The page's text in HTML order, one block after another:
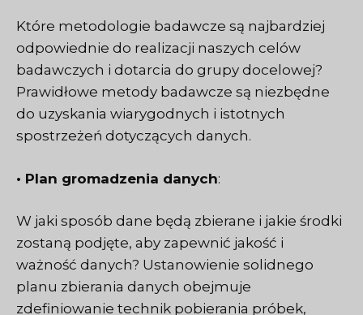
Które metodologie badawcze są najbardziej
odpowiednie do realizacji naszych celów
badawczych i dotarcia do grupy docelowej?
Prawidłowe metody badawcze są niezbędne
do uzyskania wiarygodnych i istotnych
spostrzeżeń dotyczących danych.
• Plan gromadzenia danych:
W jaki sposób dane będą zbierane i jakie środki
zostaną podjęte, aby zapewnić jakość i
ważność danych? Ustanowienie solidnego
planu zbierania danych obejmuje
zdefiniowanie technik pobierania próbek,